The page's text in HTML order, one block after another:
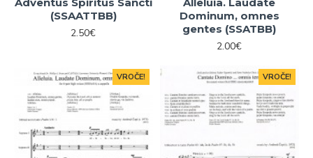
Adventus Spiritus Sancti
(SSAATTBB)
2.50€
Alleluia. Laudate
Dominum, omnes
gentes (SSATBB)
2.00€
VROČE! VROČE!